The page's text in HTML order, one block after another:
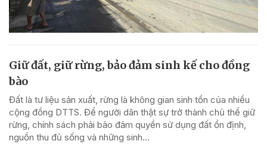
Giữ đất, giữ rừng, bảo đảm sinh kế cho đồng
bào
Đất là tư liệu sản xuất, rừng là không gian sinh tồn của nhiều
cộng đồng DTTS. Để người dân thật sự trở thành chủ thể giữ
rừng, chính sách phải bảo đảm quyền sử dụng đất ổn định,
nguồn thu đủ sống và những sinh...